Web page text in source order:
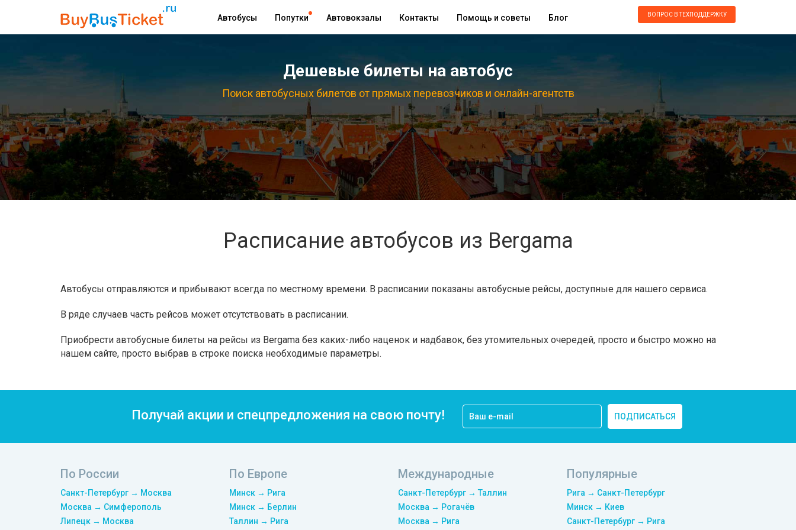
Автобусы Попутки Автовокзалы Контакты Помощь и советы Блог ВОПРОС В ТЕХПОДДЕРЖКУ
Дешевые билеты на автобус
Поиск автобусных билетов от прямых перевозчиков и онлайн-агентств
Расписание автобусов из Bergama
Автобусы отправляются и прибывают всегда по местному времени. В расписании показаны автобусные рейсы, доступные для нашего сервиса.
В ряде случаев часть рейсов может отсутствовать в расписании.
Приобрести автобусные билеты на рейсы из Bergama без каких-либо наценок и надбавок, без утомительных очередей, просто и быстро можно на
нашем сайте, просто выбрав в строке поиска необходимые параметры.
Получай акции и спецпредложения на свою почту! ПОДПИСАТЬСЯ
По России
Санкт-Петербург → Москва
Москва → Симферополь
Липецк → Москва
По Европе
Минск → Рига
Минск → Берлин
Таллин → Рига
Международные
Санкт-Петербург → Таллин
Москва → Рогачёв
Москва → Рига
Популярные
Рига → Санкт-Петербург
Минск → Киев
Санкт-Петербург → Рига